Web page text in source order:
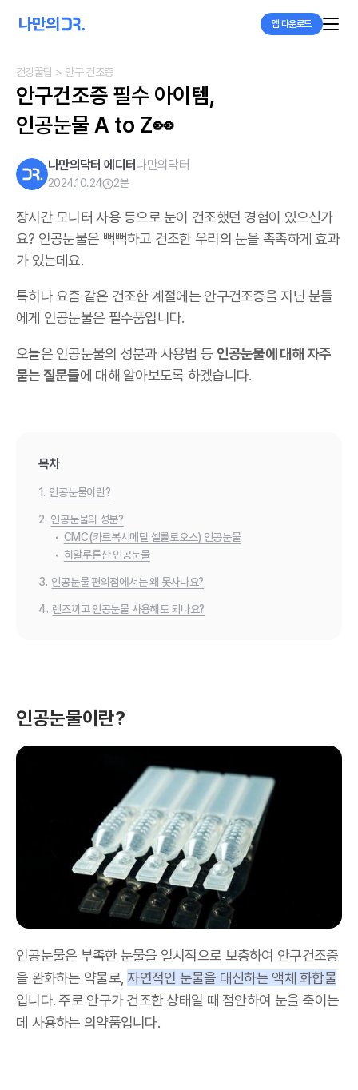
앱 다운로드
건강꿀팁 > 안구 건조증
안구건조증 필수 아이템,
인공눈물 A to Z👀
나만의닥터 에디터나만의닥터
2024.10.24 2분
장시간 모니터 사용 등으로 눈이 건조했던 경험이 있으신가
요? 인공눈물은 뻑뻑하고 건조한 우리의 눈을 촉촉하게 효과
가 있는데요.
특히나 요즘 같은 건조한 계절에는 안구건조증을 지닌 분들
에게 인공눈물은 필수품입니다.
오늘은 인공눈물의 성분과 사용법 등 인공눈물에 대해 자주
묻는 질문들에 대해 알아보도록 하겠습니다.
목차
1. 인공눈물이란?
2. 인공눈물의 성분?
• CMC(카르복시메틸 셀룰로오스) 인공눈물
• 히알루론산 인공눈물
3. 인공눈물 편의점에서는 왜 못사나요?
4. 렌즈끼고 인공눈물 사용해도 되나요?
인공눈물이란?
인공눈물은 부족한 눈물을 일시적으로 보충하여 안구건조증
을 완화하는 약물로,자연적인 눈물을 대신하는 액체 화합물
입니다. 주로 안구가 건조한 상태일 때 점안하여 눈을 축이는
데 사용하는 의약품입니다.